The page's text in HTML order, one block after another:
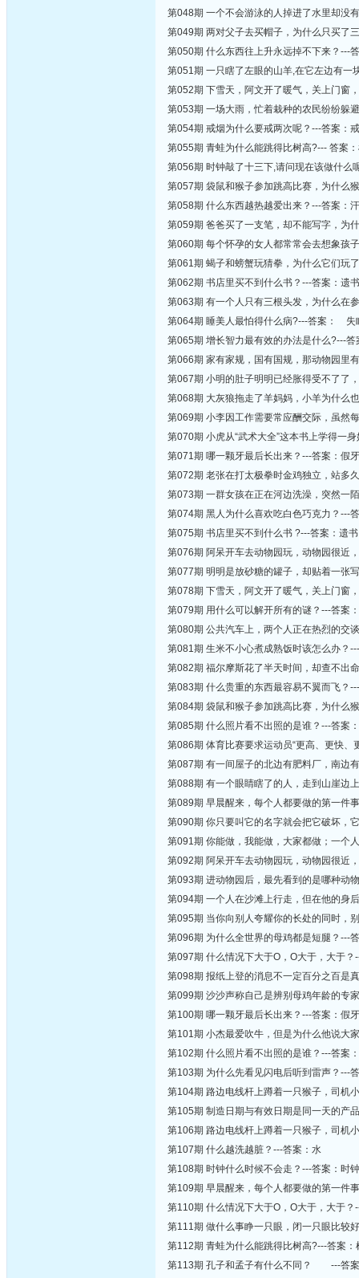
第048期 一个不会游泳的人掉进了水里却没
第049期 两对父子去买帽子，为什么只买了
第050期 什么东西往上升永远掉不下来？---
第051期 一只瞎了左眼的山羊,在它左边有一
第052期 下雪天，阿文开了暖气，关上门窗
第053期 一场大雨，忙着栽种的农民纷纷躲
第054期 戒烟为什么要戒两次呢？---答案：
第055期 青蛙为什么能跳得比树高?--- 答案
第056期 时钟敲了十三下,请问现在该做什么
第057期 袋鼠和猴子参加跳高比赛，为什么
第058期 什么东西越热越爱出来？---答案：
第059期 爸爸买了一支笔，却不能写字，为
第060期 每个怀孕的女人都常常会去想象孩
第061期 蝎子和螃蟹玩猜拳，为什么它们玩
第062期 书店里买不到什么书？---答案：遗书
第063期 有一个人只有三根头发，为什么在
第064期 睡美人最怕得什么病?---答案： 失
第065期 增长智力最有效的办法是什么?---答
第066期 家有家规，国有国规，那动物园里
第067期 小明的肚子明明已经胀得受不了了
第068期 大灰狼拖走了羊妈妈，小羊为什么
第069期 小李因工作需要常应酬交际，虽然
第070期 小虎从“武术大全”这本书上学得一
第071期 哪一颗牙最后长出来？---答案：假牙
第072期 老张在打太极拳时金鸡独立，站多
第073期 一群女孩在正在河边洗澡，突然一
第074期 黑人为什么喜欢吃白色巧克力？---
第075期 书店里买不到什么书 ?---答案：遗书
第076期 阿呆开车去动物园玩，动物园很近
第077期 明明是放砂糖的罐子，却贴着一张
第078期 下雪天，阿文开了暖气，关上门窗
第079期 用什么可以解开所有的谜？---答案
第080期 公共汽车上，两个人正在热烈的交
第081期 生米不小心煮成熟饭时该怎么办？
第082期 福尔摩斯花了半天时间，却查不出
第083期 什么贵重的东西最容易不翼而飞？
第084期 袋鼠和猴子参加跳高比赛，为什么
第085期 什么照片看不出照的是谁？---答案
第086期 体育比赛要求运动员“更高、更快
第087期 有一间屋子的北边有肥料厂，南边
第088期 有一个眼睛瞎了的人，走到山崖边
第089期 早晨醒来，每个人都要做的第一件
第090期 你只要叫它的名字就会把它破坏，
第091期 你能做，我能做，大家都做；一个
第092期 阿呆开车去动物园玩，动物园很近
第093期 进动物园后，最先看到的是哪种动
第094期 一个人在沙滩上行走，但在他的身
第095期 当你向别人夸耀你的长处的同时，
第096期 为什么全世界的母鸡都是短腿？---
第097期 什么情况下大于O，O大于，大于
第098期 报纸上登的消息不一定百分之百是
第099期 沙沙声称自己是辨别母鸡年龄的专
第100期 哪一颗牙最后长出来？---答案：假牙
第101期 小杰最爱吹牛，但是为什么他说大
第102期 什么照片看不出照的是谁？---答案
第103期 为什么先看见闪电后听到雷声？---
第104期 路边电线杆上蹲着一只猴子，司机
第105期 制造日期与有效日期是同一天的产
第106期 路边电线杆上蹲着一只猴子，司机
第107期 什么越洗越脏？---答案：水
第108期 时钟什么时候不会走？---答案：时
第109期 早晨醒来，每个人都要做的第一件
第110期 什么情况下大于O，O大于，大于
第111期 做什么事睁一只眼，闭一只眼比较
第112期 青蛙为什么能跳得比树高?---答案：
第113期 孔子和孟子有什么不同？ ---答案